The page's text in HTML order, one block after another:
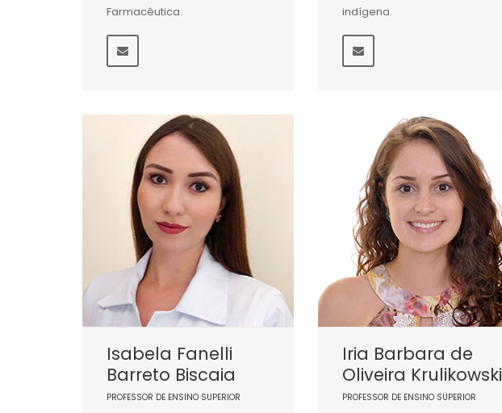
Farmacêutica.
indígena.
Isabela Fanelli
Barreto Biscaia
PROFESSOR DE ENSINO SUPERIOR
Iria Barbara de
Oliveira Krulikowski
PROFESSOR DE ENSINO SUPERIOR